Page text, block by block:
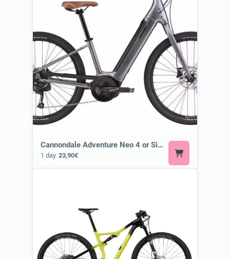
Cannondale Adventure Neo 4 or Similar
1 day 23,90€